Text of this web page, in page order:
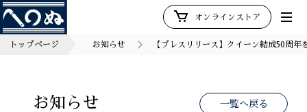
オンラインストア
トップページ お知らせ 【プレスリリース】クイーン結成50周
お知らせ 一覧へ戻る